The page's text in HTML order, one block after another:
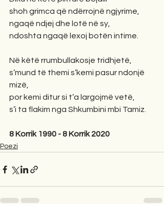
shoh grimca që ndërrojnë ngjyrime,
ngaqë ndjej dhe lotë në sy,
ndoshta ngaqë lexoj botën intime.
Në këtë rrumbullakosje tridhjetë,
s’mund të themi s’kemi pasur ndonjë
mizë,
por kemi ditur si t’a largojmë vetë,
s’i ta flakim nga Shkumbini mbi Tamiz.
8 Korrik 1990 - 8 Korrik 2020
Poezi